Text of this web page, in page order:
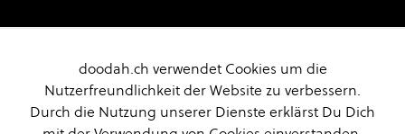
doodah.ch verwendet Cookies um die
Nutzerfreundlichkeit der Website zu verbessern.
Durch die Nutzung unserer Dienste erklärst Du Dich